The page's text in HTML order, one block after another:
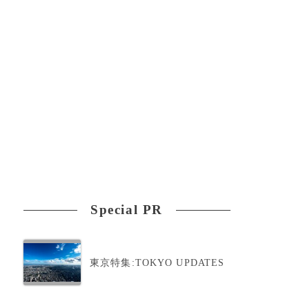
Special PR
東京特集:TOKYO UPDATES